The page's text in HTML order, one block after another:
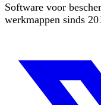
Software voor
werkmappen sinds